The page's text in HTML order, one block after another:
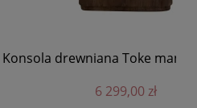
Toke mango - Nordal